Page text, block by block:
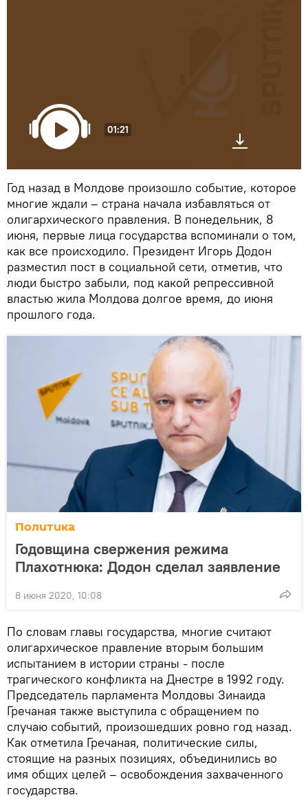
01:21
Год назад в Молдове произошло событие, которое
многие ждали – страна начала избавляться от
олигархического правления. В понедельник, 8
июня, первые лица государства вспоминали о том,
как все происходило. Президент Игорь Додон
разместил пост в социальной сети, отметив, что
люди быстро забыли, под какой репрессивной
властью жила Молдова долгое время, до июня
прошлого года.
Политика
Годовщина свержения режима
Плахотнюка: Додон сделал заявление
8 июня 2020, 10:08
По словам главы государства, многие считают
олигархическое правление вторым большим
испытанием в истории страны - после
трагического конфликта на Днестре в 1992 году.
Председатель парламента Молдовы Зинаида
Гречаная также выступила с обращением по
случаю событий, произошедших ровно год назад.
Как отметила Гречаная, политические силы,
стоящие на разных позициях, объединились во
имя общих целей – освобождения захваченного
государства.